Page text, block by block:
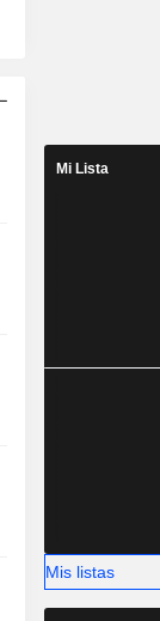
Mi Lista
Mis listas